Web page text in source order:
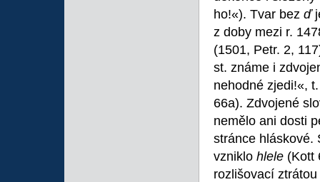
ho!«). Tvar bez ď
z doby mezi r.
(1501, Petr. 2,
st. známe i
nehodné zjedi!«,
66a). Zdvojené
nemělo ani dosti
stránce hláskové.
vzniklo hlele (Kott
rozlišovací